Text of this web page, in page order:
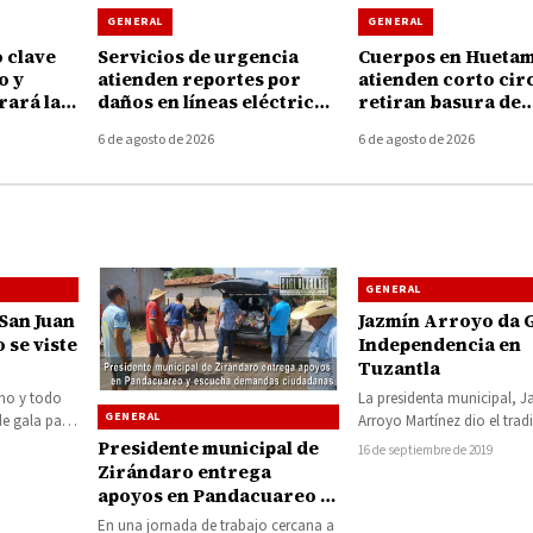
clave
y
la
GENERAL
Servicios de urgencia
atienden reportes por
daños en líneas eléctricas
Huetamo
6 de agosto de 2026
GENERAL
Cuerpos en
atienden corto
retiran basura de
tormenta de ayer
6 de agosto de 2026
Juan
se viste
y todo
gala para
GENERAL
Presidente municipal de
Zirándaro entrega
apoyos en Pandacuareo y
escucha demandas
En una jornada de trabajo cercana a
GENERAL
Jazmín Arroyo da
Independencia en
Tuzantla
La presidenta municipal,
Arroyo Martínez dio el
Grito de Independencia en
16 de septiembre de 2019